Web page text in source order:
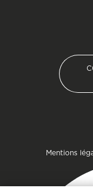
Mentions